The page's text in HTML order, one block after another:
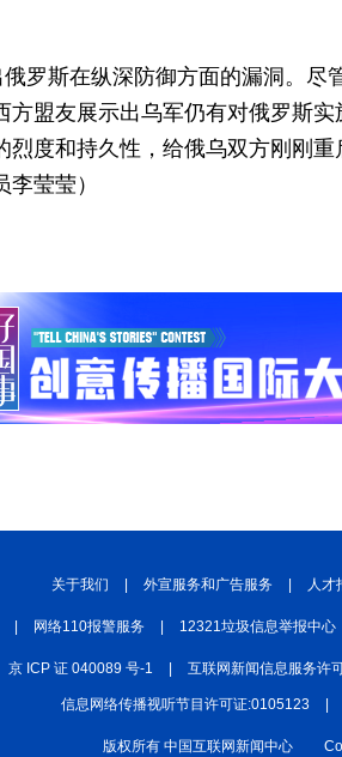
罗斯在纵深防御方面的漏洞。尽
盟友展示出乌军仍有对俄罗斯
度和持久性，给俄乌双方刚刚
莹莹）
关于我们 外宣服务和广告服务 人才
网络110报警服务 12321垃圾信息举报中心
京 ICP 证 040089 号-1 互联网新闻信息服务许
信息网络传播视听节目许可证:0105123
版权所有 中国互联网新闻中心